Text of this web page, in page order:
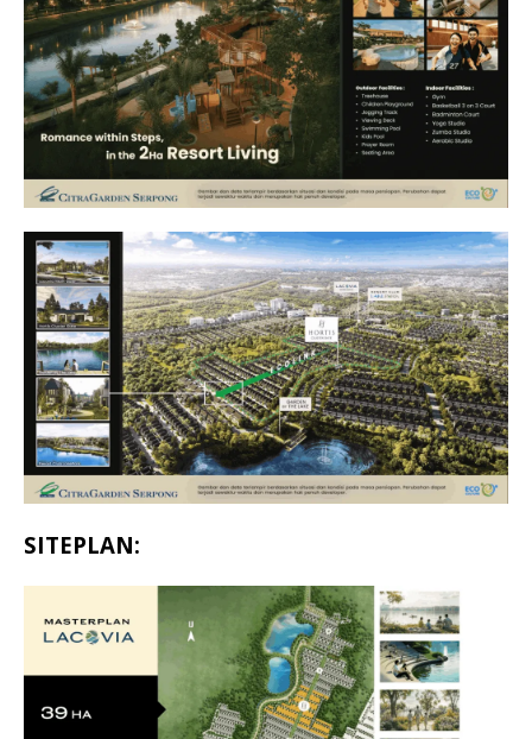
SITEPLAN: